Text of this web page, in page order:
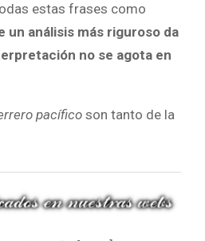
estas frases como
un análisis más riguroso da
no se agota en
pacífico son tanto de la